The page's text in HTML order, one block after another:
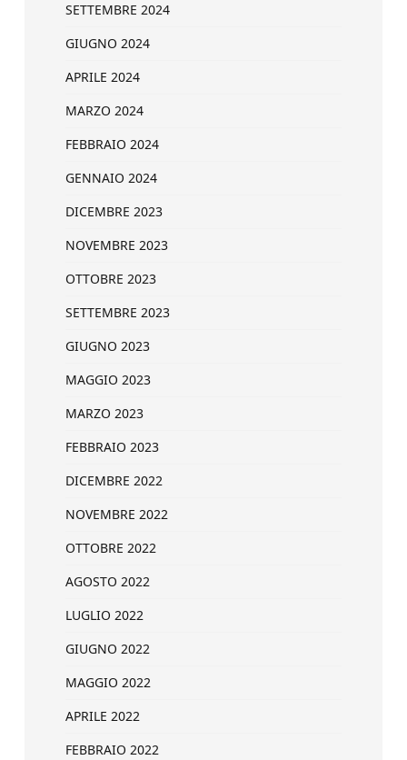
SETTEMBRE 2024
GIUGNO 2024
APRILE 2024
MARZO 2024
FEBBRAIO 2024
GENNAIO 2024
DICEMBRE 2023
NOVEMBRE 2023
OTTOBRE 2023
SETTEMBRE 2023
GIUGNO 2023
MAGGIO 2023
MARZO 2023
FEBBRAIO 2023
DICEMBRE 2022
NOVEMBRE 2022
OTTOBRE 2022
AGOSTO 2022
LUGLIO 2022
GIUGNO 2022
MAGGIO 2022
APRILE 2022
FEBBRAIO 2022